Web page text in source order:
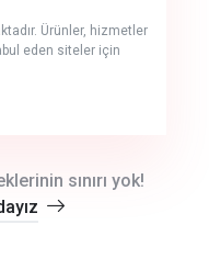
Ürünler, hizmetler
eden siteler için
sınırı yok!